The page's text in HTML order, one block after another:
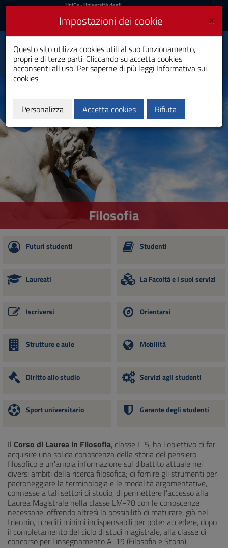
Vai
al
navigazione
Footer
UniCa
Accedi
UniCa- Università degli
Accedi UniCA News
Toggle
navigation
Filosofia
Laurea
Filosofia
Futuri studenti Studenti
Laureati La Facoltà e i suoi servizi
Iscriversi Orientarsi
Strutture e aule Mobilità
Diritto allo studio Servizi agli studenti
Sport universitario Garante degli studenti
Il Corso di Laurea in Filosofia, classe L-5, ha l'obiettivo di far
acquisire una solida conoscenza della storia del pensiero
filosofico e un'ampia informazione sul dibattito attuale nei
diversi ambiti della ricerca filosofica; di fornire gli strumenti per
padroneggiare la terminologia e le modalità argomentative,
connesse a tali settori di studio, di permettere l'accesso alla
Laurea Magistrale nella classe LM-78 con le conoscenze
necessarie, offrendo altresì la possibilità di maturare, già nel
triennio, i crediti minimi indispensabili per poter accedere, dopo
il completamento del ciclo di studi magistrale, alla classe di
concorso per l'insegnamento A-19 (Filosofia e Storia).
×
Impostazioni dei cookie
Questo sito utilizza cookies utili al suo funzionamento,
propri e di terze parti. Cliccando su accetta cookies
acconsenti all'uso. Per saperne di più leggi Informativa sui
cookies
Personalizza Accetta cookies Rifiuta